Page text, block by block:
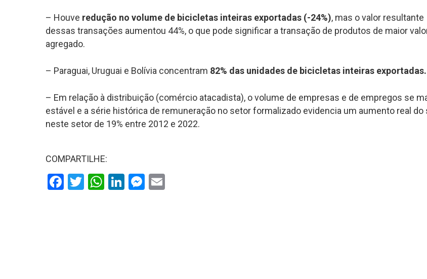
– Houve redução no volume de bicicletas inteiras exportadas (-24%), mas o valor resultante
dessas transações aumentou 44%, o que pode significar a transação de produtos de maior
agregado.
– Paraguai, Uruguai e Bolívia concentram 82% das unidades de bicicletas inteiras exportadas.
– Em relação à distribuição (comércio atacadista), o volume de empresas e de empregos se
estável e a série histórica de remuneração no setor formalizado evidencia um aumento real do
neste setor de 19% entre 2012 e 2022.
COMPARTILHE:
Facebook
TwitterWhatsApp
LinkedInMessenger